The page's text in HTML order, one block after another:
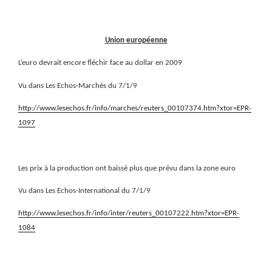
Union européenne
L’euro devrait encore fléchir face au dollar en 2009
Vu dans Les Echos-Marchés du 7/1/9
http://www.lesechos.fr/info/marches/reuters_00107374.htm?xtor=EPR-
1097
Les prix à la production ont baissé plus que prévu dans la zone euro
Vu dans Les Echos-International du 7/1/9
http://www.lesechos.fr/info/inter/reuters_00107222.htm?xtor=EPR-
1084